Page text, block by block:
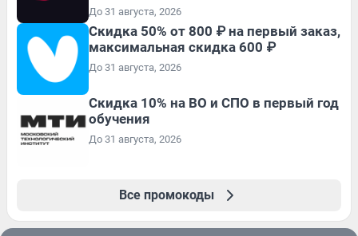
До 31 августа, 2026
Скидка 50% от 800 ₽ на первый заказ,
максимальная скидка 600 ₽
До 31 августа, 2026
Скидка 10% на ВО и СПО в первый год
обучения
До 31 августа, 2026
Все промокоды